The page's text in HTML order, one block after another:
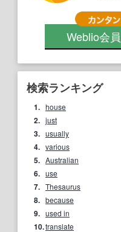
Weblio会員
検索ランキング
1. house
2. just
3. usually
4. various
5. Australian
6. use
7. Thesaurus
8. because
9. used in
10.translate